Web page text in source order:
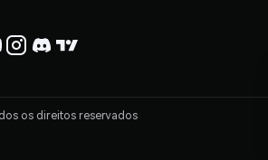
os direitos reservados